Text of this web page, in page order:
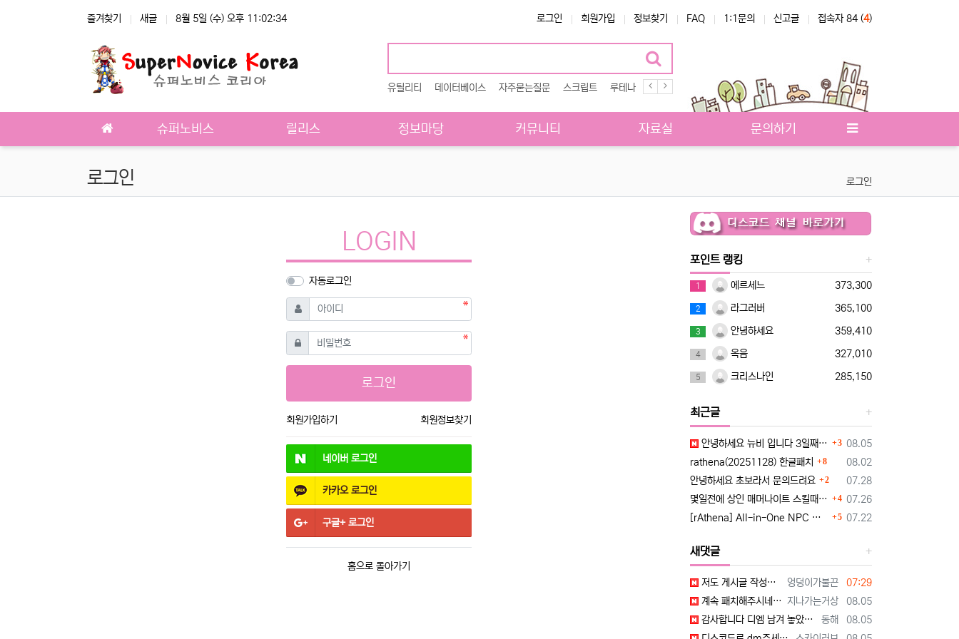
즐겨찾기 새글 8월 5일 (수) 오후 11:02:34 로그인 회원가입 정보찾기 FAQ 1:1문의 신고글 접속자 84 (4)
유틸리티 데이터베이스 자주묻는질문 스크립트 루테나 소스
슈퍼노비스 릴리스 정보마당 커뮤니티 자료실 문의하기
로그인 로그인
LOGIN
자동로그인
아이디 필수
비밀번호필수
로그인
회원가입하기 회원정보찾기
네이버 로그인
카카오로그인
구글+로그인
홈으로 돌아가기
포인트 랭킹
1 에르세느 373,300
2 라그러버 365,100
3 안녕하세요 359,410
4 옥음 327,010
5 크리스나인 285,150
최근글
등록일
08.05
안녕하세요 뉴비 입니다 3일째 한글패치 때문에 조언 드립니다
댓글
3
등록일
08.02
rathena(20251128) 한글패치
댓글
8
등록일
07.28
안녕하세요 초보라서 문의드려요
댓글
2
등록일
07.26
몇일전에 상인 매머나이트 스킬때문에 질문햇었는데요~
댓글
4
등록일
07.22
[rAthena] All-in-One NPC 한국어화 버전
댓글
5
새댓글
등록자
엉덩이가불끈 등록일
07:29
저도 게시글 작성자 분과 동일한 유튜브 영상 보고 만드는 중인데요 한글화 하고 싶어서 디스코드 친추 하였습니다 디코 난쟁이 (nanja…
등록자
지나가는거상 등록일
08.05
계속 패치해주시네요 감사합니다^^
등록자
동해 등록일
08.05
감사합니다 디엠 남겨 놓았습니다